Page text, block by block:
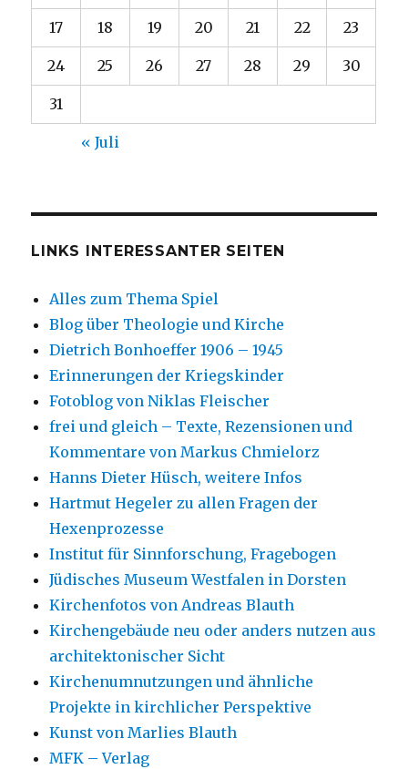
17 18 19 20 21 22 23
24 25 26 27 28 29 30
31
« Juli
LINKS INTERESSANTER SEITEN
Alles zum Thema Spiel
Blog über Theologie und Kirche
Dietrich Bonhoeffer 1906 – 1945
Erinnerungen der Kriegskinder
Fotoblog von Niklas Fleischer
frei und gleich – Texte, Rezensionen und
Kommentare von Markus Chmielorz
Hanns Dieter Hüsch, weitere Infos
Hartmut Hegeler zu allen Fragen der
Hexenprozesse
Institut für Sinnforschung, Fragebogen
Jüdisches Museum Westfalen in Dorsten
Kirchenfotos von Andreas Blauth
Kirchengebäude neu oder anders nutzen aus
architektonischer Sicht
Kirchenumnutzungen und ähnliche
Projekte in kirchlicher Perspektive
Kunst von Marlies Blauth
MFK – Verlag